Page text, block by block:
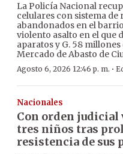
La Policía Nacional
celulares con sistema de
abandonados en el
violento asalto en el que
aparatos y G. 58
Mercado de Abasto de
Agosto 6, 2026 12:46 p. m. ·
Nacionales
Con orden judicial
tres niños tras
resistencia de sus